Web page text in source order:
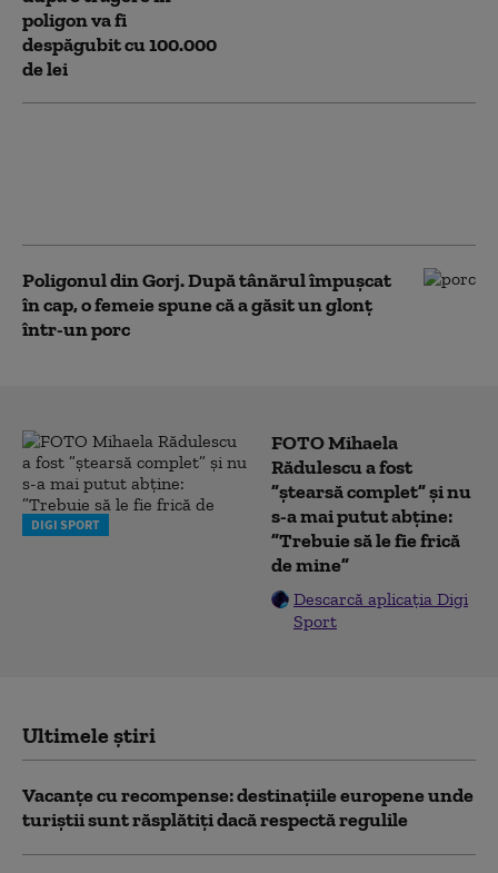
poligon va fi
despăgubit cu 100.000
de lei
Poligonul din Gorj. După tânărul împușcat
în cap, o femeie spune că a găsit un glonț
într-un porc
DIGI SPORT
FOTO Mihaela
Rădulescu a fost
”ștearsă complet” și nu
s-a mai putut abține:
”Trebuie să le fie frică
de mine”
Descarcă aplicația Digi
Sport
Ultimele știri
Vacanțe cu recompense: destinațiile europene unde
turiștii sunt răsplătiți dacă respectă regulile